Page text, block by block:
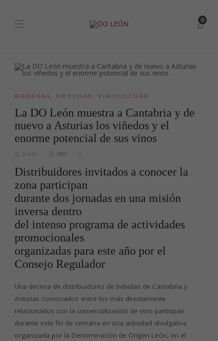
0
BODEGAS , NOTICIAS , VINICULTURA
La DO León muestra a Cantabria y de
nuevo a Asturias los viñedos y el
enorme potencial de sus vinos
2 min 1997
Distribuidores invitados a conocer la
zona participan
durante dos jornadas en una misión
inversa dentro
del intenso programa de actividades
promocionales
organizadas para este año por el
Consejo Regulador
Una decena de distribuidores de bebidas de Cantabria y
Asturias convocados entre los más directamente
relacionados con la comercialización de vino participan
durante este fin de semana en una actividad divulgativa
organizada por la Denominación de Origen León, en el